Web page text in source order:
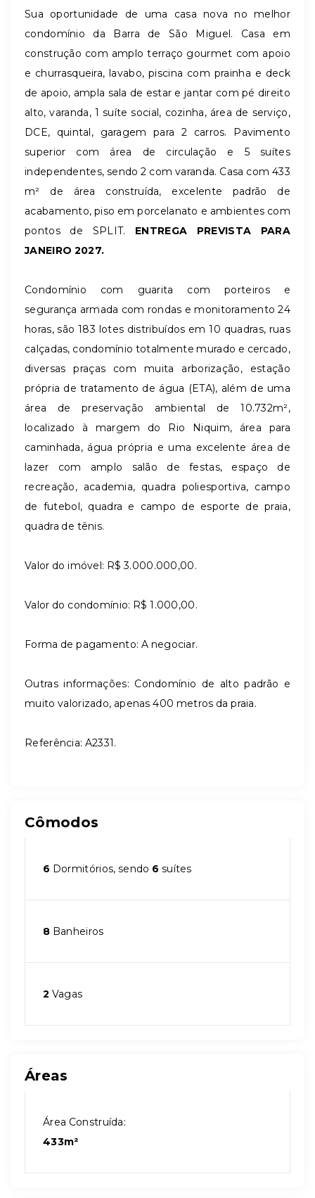
Sua oportunidade de uma casa nova no melhor
condomínio da Barra de São Miguel. Casa em
construção com amplo terraço gourmet com apoio
e churrasqueira, lavabo, piscina com prainha e deck
de apoio, ampla sala de estar e jantar com pé direito
alto, varanda, 1 suíte social, cozinha, área de serviço,
DCE, quintal, garagem para 2 carros. Pavimento
superior com área de circulação e 5 suítes
independentes, sendo 2 com varanda. Casa com 433
m² de área construída, excelente padrão de
acabamento, piso em porcelanato e ambientes com
pontos de SPLIT. ENTREGA PREVISTA PARA
JANEIRO 2027.
Condomínio com guarita com porteiros e
segurança armada com rondas e monitoramento 24
horas, são 183 lotes distribuídos em 10 quadras, ruas
calçadas, condomínio totalmente murado e cercado,
diversas praças com muita arborização, estação
própria de tratamento de água (ETA), além de uma
área de preservação ambiental de 10.732m²,
localizado à margem do Rio Niquim, área para
caminhada, água própria e uma excelente área de
lazer com amplo salão de festas, espaço de
recreação, academia, quadra poliesportiva, campo
de futebol, quadra e campo de esporte de praia,
quadra de tênis.
Valor do imóvel: R$ 3.000.000,00.
Valor do condomínio: R$ 1.000,00.
Forma de pagamento: A negociar.
Outras informações: Condomínio de alto padrão e
muito valorizado, apenas 400 metros da praia.
Referência: A2331.
Cômodos
6 Dormitórios, sendo 6 suítes
8 Banheiros
2 Vagas
Áreas
Área Construída:
433m²